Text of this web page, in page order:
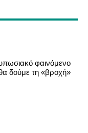
φαινόμενο
δούμε τη «βροχή»